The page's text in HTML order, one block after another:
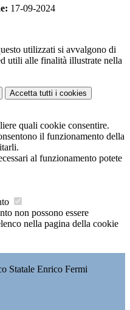
17-09-2024
utilizzati si avvalgono di
utili alle finalità illustrate nella
Accetta tutti i cookies
quali cookie consentire.
il funzionamento della
al funzionamento potete
non possono essere
nella pagina della cookie
Statale Enrico Fermi